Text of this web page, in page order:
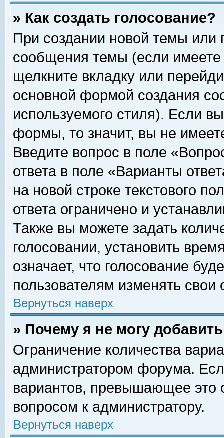
» Как создать голосование?
При создании новой темы или
сообщения темы (если
щелкните вкладку или
основной формой создания
используемого стиля). Если
формы, то значит, вы не
Введите вопрос в поле
ответа в поле «Варианты
на новой строке текстового
ответа ограничено и
Также вы можете задать
голосовании, установить
означает, что голосование
пользователям изменять свои
Вернуться наверх
» Почему я не могу
Ограничение количества
администратором форума.
вариантов, превышающее это
вопросом к администратору.
Вернуться наверх